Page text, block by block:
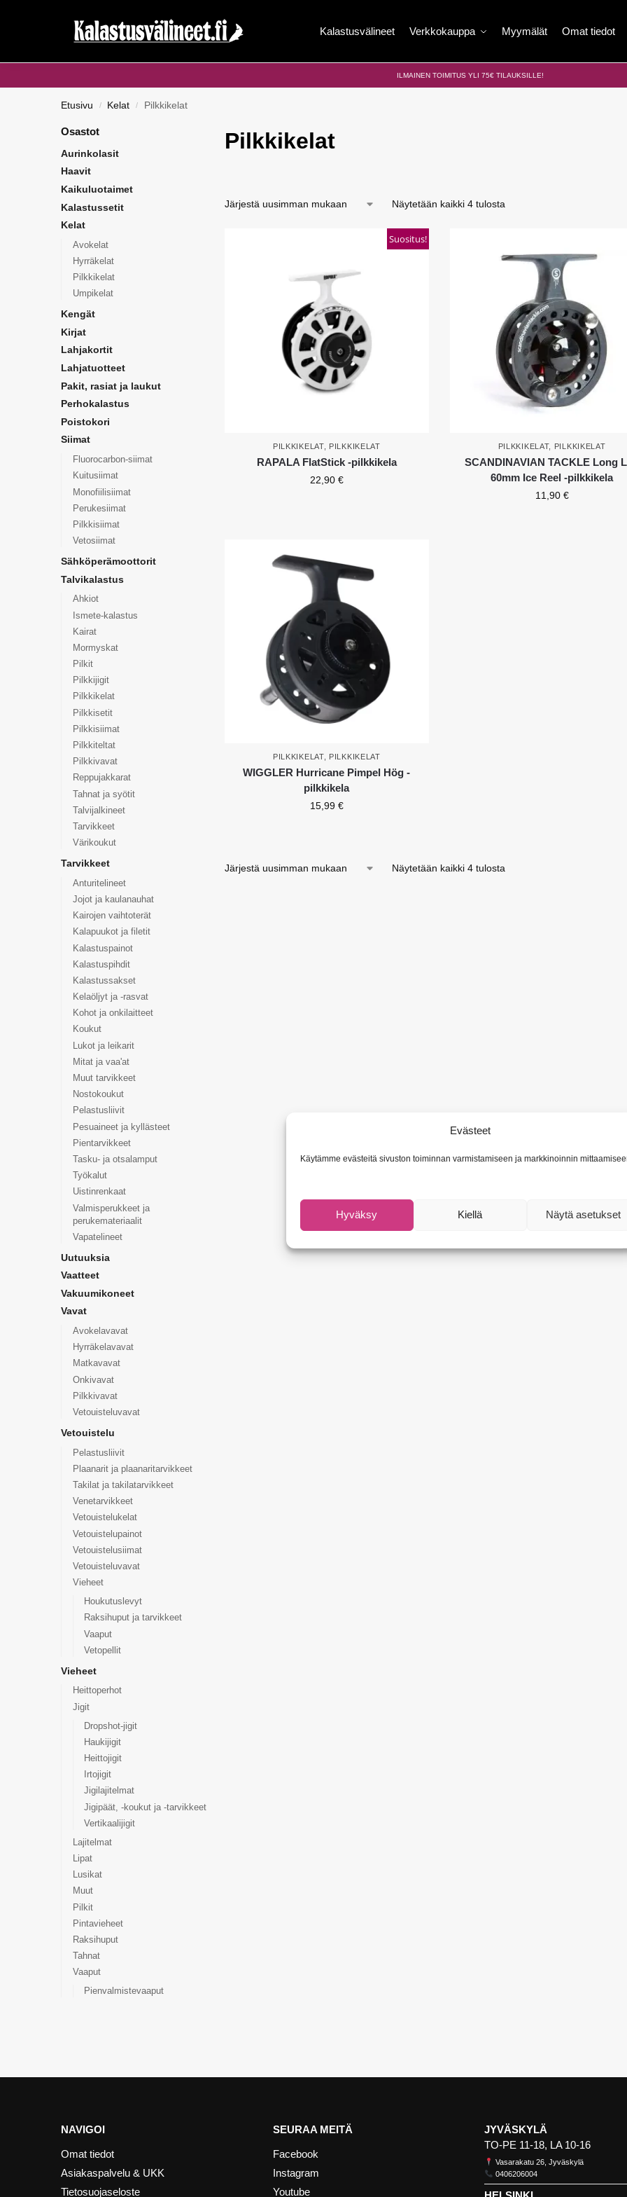
Evästeet
Käytämme evästeitä sivuston toiminnan varmistamiseen ja markkinoinnin
Hyväksy Kiellä Näytä asetukset
Kalastusvälineet Verkkokauppa Myymälät Omat tiedot
ILMAINEN TOIMITUS YLI 75€ TILAUKSILLE!
Etusivu / Kelat / Pilkkikelat
Pilkkikelat
Näytetään kaikki 4 tulosta
Suositus!
PILKKIKELAT, PILKKIKELAT
RAPALA FlatStick -pilkkikela
22,90 €
PILKKIKELAT, PILKKIKELAT
SCANDINAVIAN TACKLE Long
60mm Ice Reel -pilkkikela
11,90 €
PILKKIKELAT, PILKKIKELAT
WIGGLER Hurricane Pimpel Hög -
pilkkikela
15,99 €
Näytetään kaikki 4 tulosta
Osastot
Aurinkolasit
Haavit
Kaikuluotaimet
Kalastussetit
Kelat
Avokelat
Hyrräkelat
Pilkkikelat
Umpikelat
Kengät
Kirjat
Lahjakortit
Lahjatuotteet
Pakit, rasiat ja laukut
Perhokalastus
Poistokori
Siimat
Fluorocarbon-siimat
Kuitusiimat
Monofiilisiimat
Perukesiimat
Pilkkisiimat
Vetosiimat
Sähköperämoottorit
Talvikalastus
Ahkiot
Ismete-kalastus
Kairat
Mormyskat
Pilkit
Pilkkijigit
Pilkkikelat
Pilkkisetit
Pilkkisiimat
Pilkkiteltat
Pilkkivavat
Reppujakkarat
Tahnat ja syötit
Talvijalkineet
Tarvikkeet
Värikoukut
Tarvikkeet
Anturitelineet
Jojot ja kaulanauhat
Kairojen vaihtoterät
Kalapuukot ja filetit
Kalastuspainot
Kalastuspihdit
Kalastussakset
Kelaöljyt ja -rasvat
Kohot ja onkilaitteet
Koukut
Lukot ja leikarit
Mitat ja vaa'at
Muut tarvikkeet
Nostokoukut
Pelastusliivit
Pesuaineet ja kyllästeet
Pientarvikkeet
Tasku- ja otsalamput
Työkalut
Uistinrenkaat
Valmisperukkeet ja
perukemateriaalit
Vapatelineet
Uutuuksia
Vaatteet
Vakuumikoneet
Vavat
Avokelavavat
Hyrräkelavavat
Matkavavat
Onkivavat
Pilkkivavat
Vetouisteluvavat
Vetouistelu
Pelastusliivit
Plaanarit ja plaanaritarvikkeet
Takilat ja takilatarvikkeet
Venetarvikkeet
Vetouistelukelat
Vetouistelupainot
Vetouistelusiimat
Vetouisteluvavat
Vieheet
Houkutuslevyt
Raksihuput ja tarvikkeet
Vaaput
Vetopellit
Vieheet
Heittoperhot
Jigit
Dropshot-jigit
Haukijigit
Heittojigit
Irtojigit
Jigilajitelmat
Jigipäät, -koukut ja -tarvikkeet
Vertikaalijigit
Lajitelmat
Lipat
Lusikat
Muut
Pilkit
Pintavieheet
Raksihuput
Tahnat
Vaaput
Pienvalmistevaaput
NAVIGOI
Omat tiedot
Asiakaspalvelu & UKK
Tietosuojaseloste
SEURAA MEITÄ
Facebook
Instagram
Youtube
JYVÄSKYLÄ
TO-PE 11-18, LA 10-16
Vasarakatu 26, Jyväskylä
0406206004